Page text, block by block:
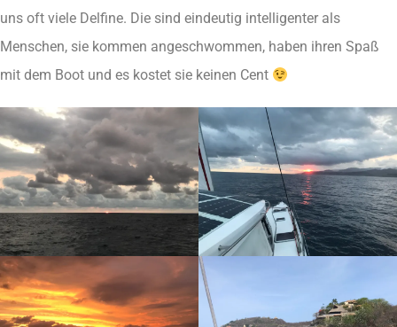
uns oft viele Delfine. Die sind eindeutig intelligenter als
Menschen, sie kommen angeschwommen, haben ihren Spaß
mit dem Boot und es kostet sie keinen Cent